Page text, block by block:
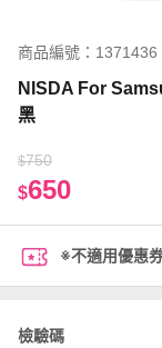
商品編號：1371436
NISDA For
黑
$750
$650
※不適用優惠
檢驗碼